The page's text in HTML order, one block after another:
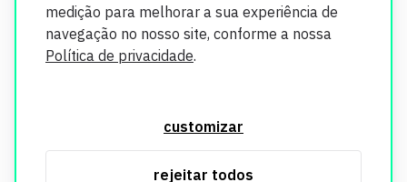
medição para melhorar a sua experiência de
navegação no nosso site, conforme a nossa
Política de privacidade.
customizar
rejeitar todos
segurança. Todos os dados coletados em nosso site são
utilizados exclusivamente para fins de aprimoramento de
informações, consulte nossa Política de Privacidade.